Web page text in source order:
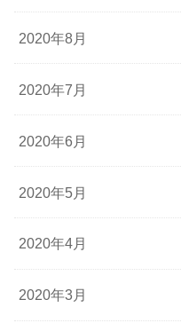
2020年8月
2020年7月
2020年6月
2020年5月
2020年4月
2020年3月